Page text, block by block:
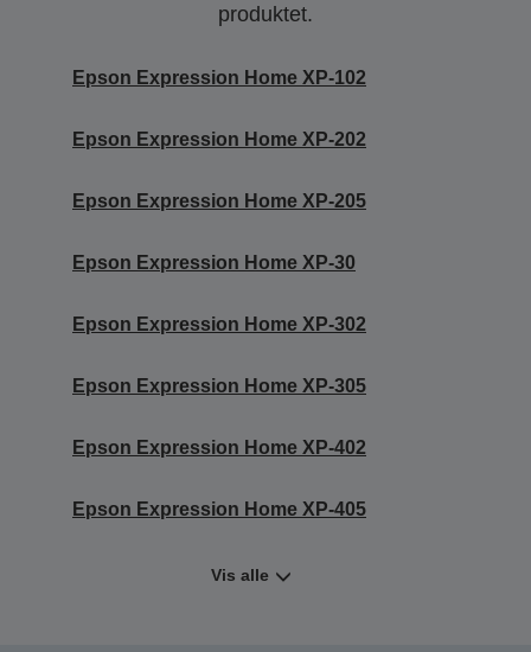
produktet.
Epson Expression Home XP-102
Epson Expression Home XP-202
Epson Expression Home XP-205
Epson Expression Home XP-30
Epson Expression Home XP-302
Epson Expression Home XP-305
Epson Expression Home XP-402
Epson Expression Home XP-405
Vis alle